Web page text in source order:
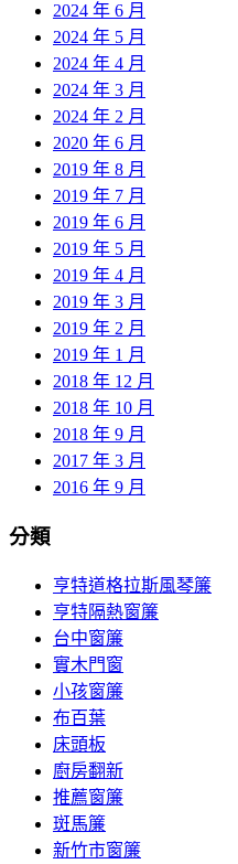
2024 年 6 月
2024 年 5 月
2024 年 4 月
2024 年 3 月
2024 年 2 月
2020 年 6 月
2019 年 8 月
2019 年 7 月
2019 年 6 月
2019 年 5 月
2019 年 4 月
2019 年 3 月
2019 年 2 月
2019 年 1 月
2018 年 12 月
2018 年 10 月
2018 年 9 月
2017 年 3 月
2016 年 9 月
分類
亨特道格拉斯風琴簾
亨特隔熱窗簾
台中窗簾
實木門窗
小孩窗簾
布百葉
床頭板
廚房翻新
推薦窗簾
斑馬簾
新竹市窗簾